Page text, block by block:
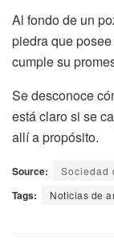
Al fondo de un
piedra que
cumple su
Se desconoce
está claro si se
allí a propósito.
Source: Sociedad
Tags: Noticias de